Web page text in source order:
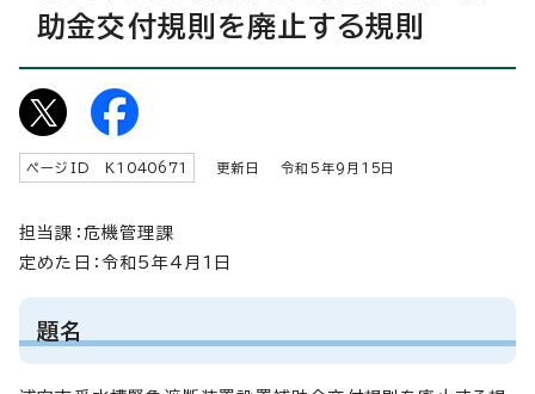
助金交付規則を廃止する規則
ページID K 1040671 更新日 令和5年9月 15 日
担当課：危機管理課
定めた日：令和5年4月1日
題名